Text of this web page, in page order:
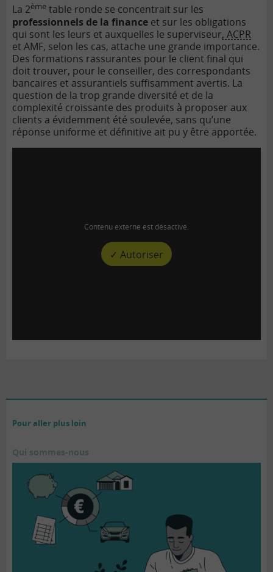
La 2ème table ronde se concentrait sur les
professionnels de la finance et sur les obligations
qui sont les leurs et auxquelles le superviseur, ACPR
et AMF, selon les cas, attache une grande importance.
Des formations rassurantes pour le client final qui
doit trouver, pour le conseiller, des correspondants
bancaires et assurantiels suffisamment avertis. La
question de la trop grande diversité et de la
complexité croissante des produits à proposer aux
clients a évidemment été soulevée, sans qu’une
réponse uniforme et définitive ait pu y être apportée.
Contenu externe est désactivé.
✓ Autoriser
Pour aller plus loin
Qui sommes-nous